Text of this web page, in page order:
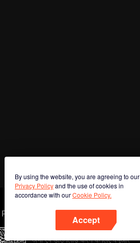
By using the website, you are agreeing to our
Privacy Policyand the use of cookies in
accordance with ourCookie Policy.
Accept
Phone
अभी ऐप डाउनलोड करने के लिए क्यूआर